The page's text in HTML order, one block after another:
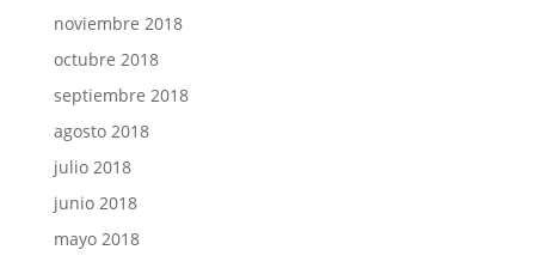
noviembre 2018
octubre 2018
septiembre 2018
agosto 2018
julio 2018
junio 2018
mayo 2018